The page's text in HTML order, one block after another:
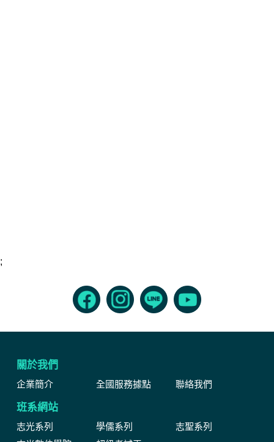
;
關於我們
企業簡介 全國服務據點 聯絡我們
班系網站
志光系列 學儒系列
志聖系列